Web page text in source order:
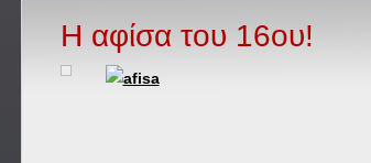
Η αφίσα του 16ου!